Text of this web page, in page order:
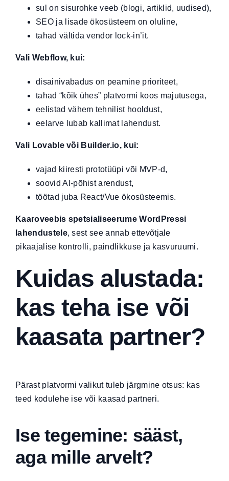
sul on sisurohke veeb (blogi, artiklid, uudised),
SEO ja lisade ökosüsteem on oluline,
tahad vältida vendor lock-in’it.
Vali Webflow, kui:
disainivabadus on peamine prioriteet,
tahad “kõik ühes” platvormi koos majutusega,
eelistad vähem tehnilist hooldust,
eelarve lubab kallimat lahendust.
Vali Lovable või Builder.io, kui:
vajad kiiresti prototüüpi või MVP-d,
soovid AI-põhist arendust,
töötad juba React/Vue ökosüsteemis.
Kaaroveebis spetsialiseerume WordPressi
lahendustele, sest see annab ettevõtjale
pikaajalise kontrolli, paindlikkuse ja kasvuruumi.
Kuidas alustada:
kas teha ise või
kaasata partner?
Pärast platvormi valikut tuleb järgmine otsus: kas
teed kodulehe ise või kaasad partneri.
Ise tegemine: sääst,
aga mille arvelt?